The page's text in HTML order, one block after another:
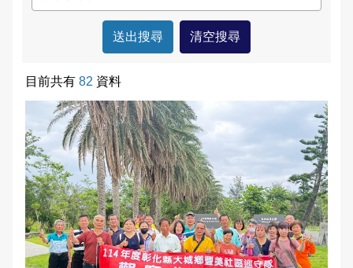
鹿港鎮南勢社區
溪湖鎮汴頭社區
永靖鄉五汴社區
永靖鄉五福社區
田中鎮西路社區
社頭鄉埤斗社區
常見問答
English
目前共有 82 資料